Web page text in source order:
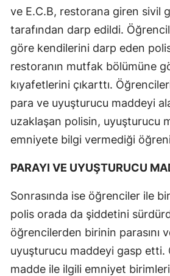
ve E.C.B, restorana giren sivil
tarafından darp edildi.
göre kendilerini darp eden
restoranın mutfak bölümüne
kıyafetlerini çıkarttı.
para ve uyuşturucu maddeyi
uzaklaşan polisin, uyuşturucu
emniyete bilgi vermediği
PARAYI VE UYUŞTURUCU
Sonrasında ise öğrenciler ile
polis orada da şiddetini
öğrencilerden birinin parasını
uyuşturucu maddeyi gasp etti.
madde ile ilgili emniyet